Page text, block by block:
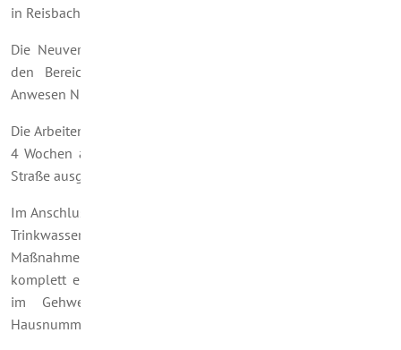
in Reisbach begonnen.
Die Neuverlegung erfolgt innerhalb der Straße und betrifft
den Bereich von der Kreuzung Brunnenstraße bis zum
Anwesen Nr. 7.
Die Arbeiten in diesem Teilbereich werden voraussichtlich ca.
4 Wochen andauern und unter Vollsperrung der Falscheider
Straße ausgeführt werden müssen.
Im Anschluss daran wird mit den Arbeiten zur Erneuerung der
Trinkwasserleitung „Am Bohnenberg“ begonnen. Diese
Maßnahme beginnt im Bereich des Anwesen Nr. 11 und führt
komplett entlang des Friedhofes. Hier erfolgt die Verlegung
im Gehwegbereich auf der Seite der ungeraden
Hausnummern